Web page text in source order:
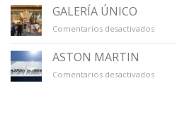
GALERÍA ÚNICO
Comentarios desactivadosen
ASTON MARTIN
Comentarios desactivadosen